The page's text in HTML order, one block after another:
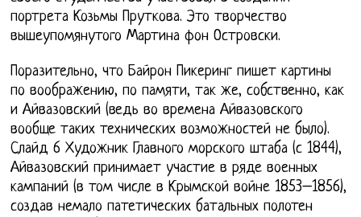
портрета Козьмы Пруткова. Это творчество
вышеупомянутого Мартина фон Островски.
Поразительно, что Байрон Пикеринг пишет картины
по воображению, по памяти, так же, собственно, как
и Айвазовский (ведь во времена Айвазовского
вообще таких технических возможностей не было).
Слайд 6 Художник Главного морского штаба (с 1844),
Айвазовский принимает участие в ряде военных
кампаний (в том числе в Крымской войне 1853–1856),
создав немало патетических батальных полотен